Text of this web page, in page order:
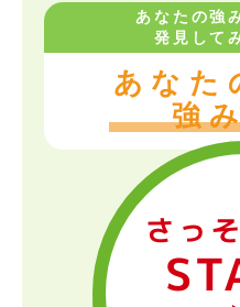
あなたの強
発見して
あなた
強
さっ